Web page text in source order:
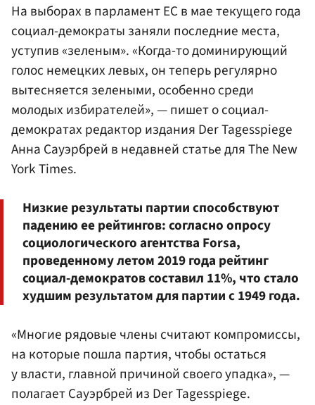
На выборах в парламент ЕС в мае текущего года
социал-демократы заняли последние места,
уступив «зеленым». «Когда-то доминирующий
голос немецких левых, он теперь регулярно
вытесняется зелеными, особенно среди
молодых избирателей», — пишет о социал-
демократах редактор издания Der Tagesspiege
Анна Сауэрбрей в недавней статье для The New
York Times.
Низкие результаты партии способствуют
падению ее рейтингов: согласно опросу
социологического агентства Forsa,
проведенному летом 2019 года рейтинг
социал-демократов составил 11%, что стало
худшим результатом для партии с 1949 года.
«Многие рядовые члены считают компромиссы,
на которые пошла партия, чтобы остаться
у власти, главной причиной своего упадка», —
полагает Сауэрбрей из Der Tagesspiege.